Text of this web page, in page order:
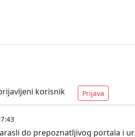
korisnik Prijava
do prepoznatljivog portala i